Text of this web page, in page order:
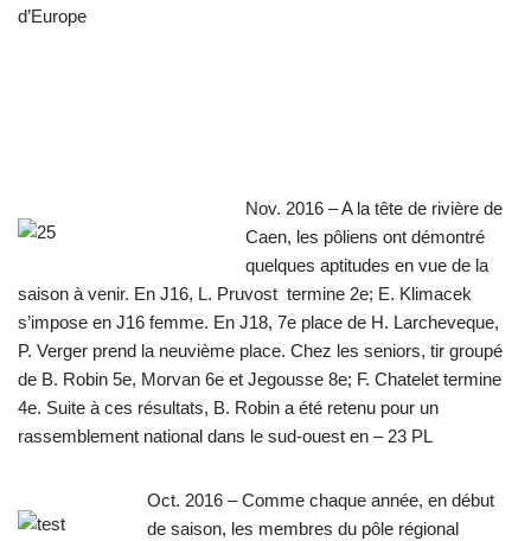
d’Europe
Nov. 2016 – A la tête de rivière de
Caen, les pôliens ont démontré
quelques aptitudes en vue de la
saison à venir. En J16, L. Pruvost termine 2e; E. Klimacek
s’impose en J16 femme. En J18, 7e place de H. Larcheveque,
P. Verger prend la neuvième place. Chez les seniors, tir groupé
de B. Robin 5e, Morvan 6e et Jegousse 8e; F. Chatelet termine
4e. Suite à ces résultats, B. Robin a été retenu pour un
rassemblement national dans le sud-ouest en – 23 PL
Oct. 2016 – Comme chaque année, en début
de saison, les membres du pôle régional